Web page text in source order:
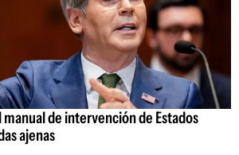
manual de intervención de Estados
ajenas